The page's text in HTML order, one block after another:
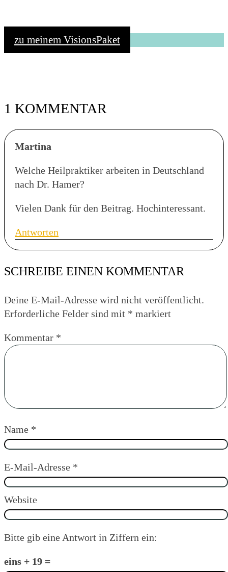
zu meinem VisionsPaket
1 KOMMENTAR
Martina
Welche Heilpraktiker arbeiten in Deutschland
nach Dr. Hamer?
Vielen Dank für den Beitrag. Hochinteressant.
Antworten
SCHREIBE EINEN KOMMENTAR
Deine E-Mail-Adresse wird nicht veröffentlicht.
Erforderliche Felder sind mit * markiert
Kommentar *
Name *
E-Mail-Adresse *
Website
Bitte gib eine Antwort in Ziffern ein:
eins + 19 =